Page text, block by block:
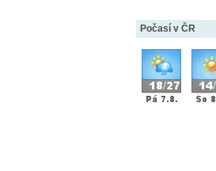
Počasí v ČR